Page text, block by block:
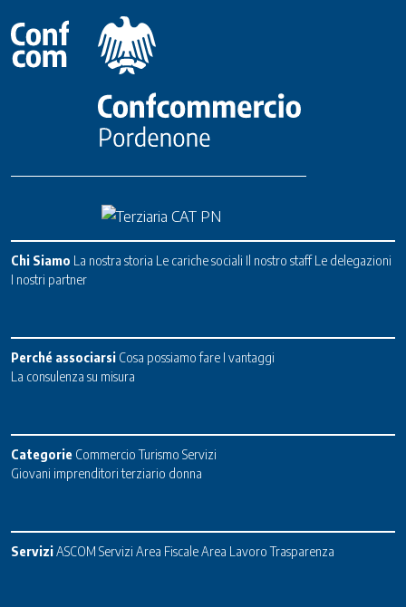
Chi Siamo La nostra storia Le cariche sociali Il nostro staff Le delegazioni
I nostri partner
Perché associarsi Cosa possiamo fare I vantaggi
La consulenza su misura
Categorie Commercio Turismo Servizi
Giovani imprenditori terziario donna
ServiziASCOM Servizi Area FiscaleArea Lavoro Trasparenza